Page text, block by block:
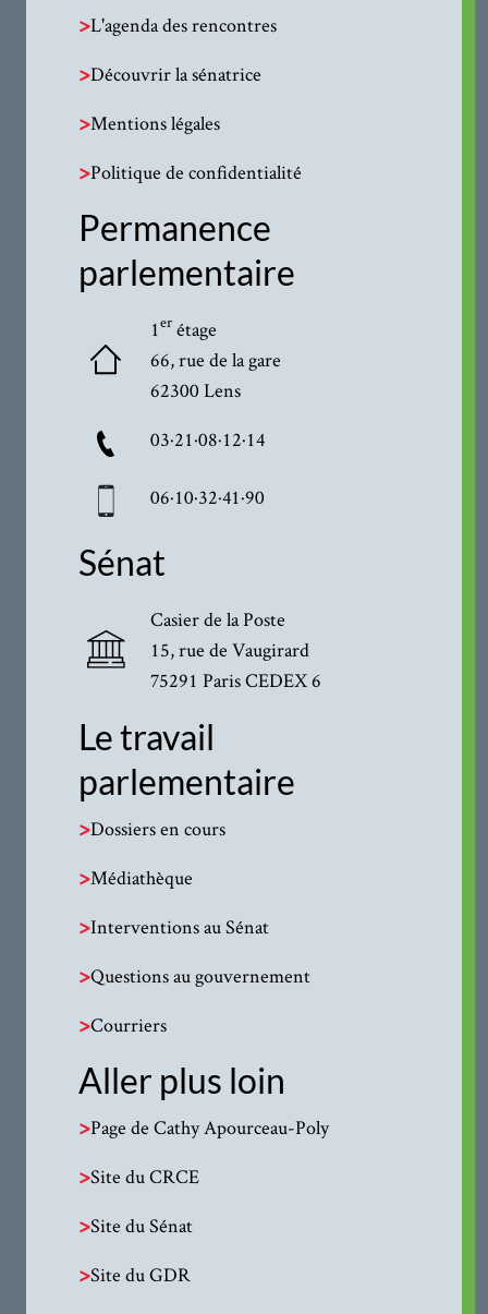
>L'agenda des rencontres
>Découvrir la sénatrice
>Mentions légales
>Politique de confidentialité
Permanence
parlementaire
1erétage
66, rue de la gare
62300 Lens
03·21·08·12·14
06·10·32·41·90
Sénat
Casier de la Poste
15, rue de Vaugirard
75291 Paris CEDEX 6
Le travail
parlementaire
>Dossiers en cours
>Médiathèque
>Interventions au Sénat
>Questions au gouvernement
>Courriers
Aller plus loin
>Page de Cathy Apourceau-Poly
>Site du CRCE
>Site du Sénat
>Site du GDR